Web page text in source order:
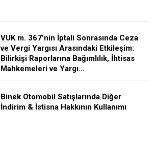
VUK m. 367’nin İptali Sonrasında Ceza
ve Vergi Yargısı Arasındaki Etkileşim:
Bilirkişi Raporlarına Bağımlılık, İhtisas
Mahkemeleri ve Yargı...
Binek Otomobil Satışlarında Diğer
İndirim & İstisna Hakkının Kullanımı